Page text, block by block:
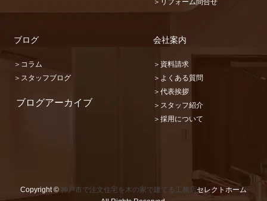
＞リフォーム問合せ
ブログ
＞コラム
＞スタッフブログ
ブログアーカイブ
2019 (67)
会社案内
＞資料請求
＞よくある質問
＞代表挨拶
＞スタッフ紹介
＞採用について
Copyright © 神戸市で注文住宅を木の家で建てる工務店セレクトホーム